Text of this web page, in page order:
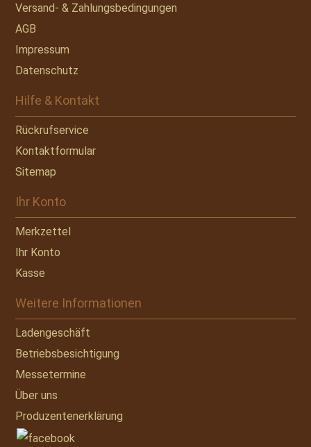
Versand- & Zahlungsbedingungen
AGB
Impressum
Datenschutz
Hilfe & Kontakt
Rückrufservice
Kontaktformular
Sitemap
Ihr Konto
Merkzettel
Ihr Konto
Kasse
Weitere Informationen
Ladengeschäft
Betriebsbesichtigung
Messetermine
Über uns
Produzentenerklärung